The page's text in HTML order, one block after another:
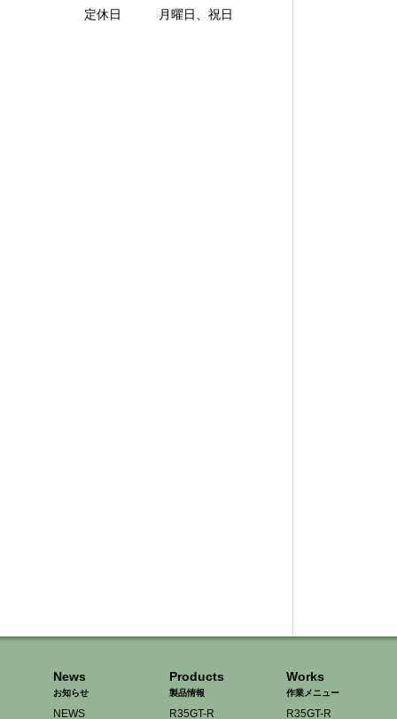
定休日 月曜日、祝日
News
お知らせ
NEWS
Products
製品情報
R35GT-R
Works
作業メニュー
R35GT-R